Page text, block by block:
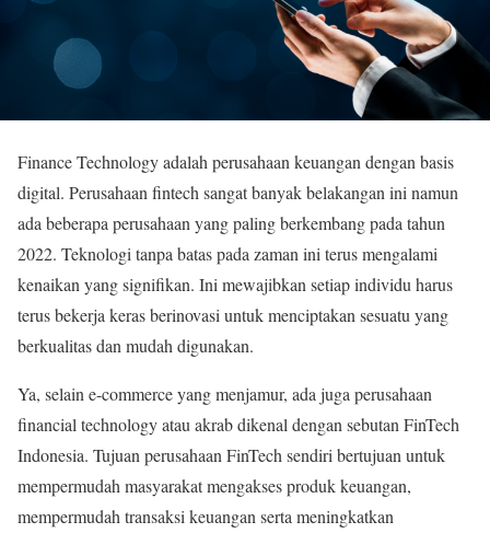
Finance Technology adalah perusahaan keuangan dengan basis
digital. Perusahaan fintech sangat banyak belakangan ini namun
ada beberapa perusahaan yang paling berkembang pada tahun
2022. Teknologi tanpa batas pada zaman ini terus mengalami
kenaikan yang signifikan. Ini mewajibkan setiap individu harus
terus bekerja keras berinovasi untuk menciptakan sesuatu yang
berkualitas dan mudah digunakan.
Ya, selain e-commerce yang menjamur, ada juga perusahaan
financial technology atau akrab dikenal dengan sebutan FinTech
Indonesia. Tujuan perusahaan FinTech sendiri bertujuan untuk
mempermudah masyarakat mengakses produk keuangan,
mempermudah transaksi keuangan serta meningkatkan